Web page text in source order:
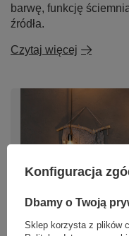
barwę, funkcję
źródła.
Czytaj więcej
Konfiguracja
Dbamy o Twoją
Sklep korzysta z plików